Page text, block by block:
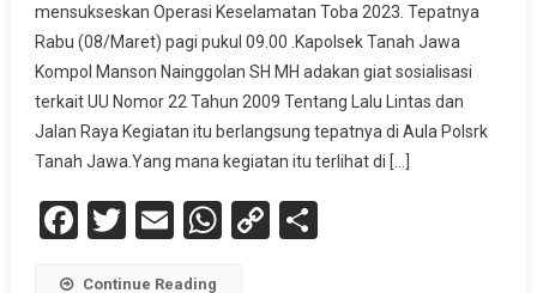
mensukseskan Operasi Keselamatan Toba 2023. Tepatnya
Rabu (08/Maret) pagi pukul 09.00 .Kapolsek Tanah Jawa
Kompol Manson Nainggolan SH MH adakan giat sosialisasi
terkait UU Nomor 22 Tahun 2009 Tentang Lalu Lintas dan
Jalan Raya Kegiatan itu berlangsung tepatnya di Aula Polsrk
Tanah Jawa.Yang mana kegiatan itu terlihat di […]
Facebook
Twitter
EmailWhatsApp
CopyShare
Continue Reading